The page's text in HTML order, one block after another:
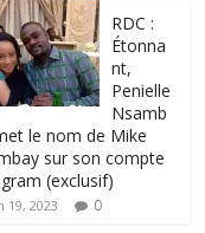
RDC :
Étonna
nt,
Penielle
Nsamb
le nom de Mike
sur son compte
(exclusif)
19, 2023 0